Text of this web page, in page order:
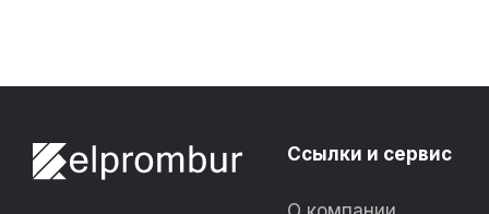
Ссылки и сервис